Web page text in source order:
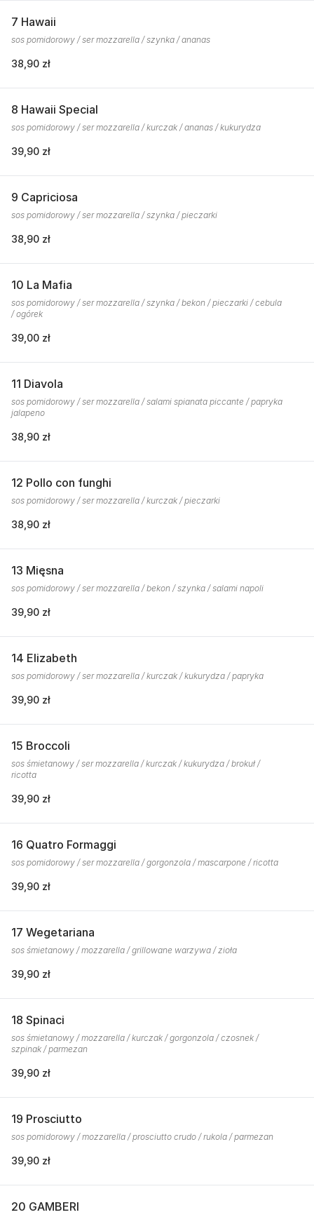
7 Hawaii
sos pomidorowy / ser mozzarella / szynka / ananas
38,90 zł
8 Hawaii Special
sos pomidorowy / ser mozzarella / kurczak / ananas / kukurydza
39,90 zł
9 Capriciosa
sos pomidorowy / ser mozzarella / szynka / pieczarki
38,90 zł
10 La Mafia
sos pomidorowy / ser mozzarella / szynka / bekon / pieczarki / cebula
/ ogórek
39,00 zł
11 Diavola
sos pomidorowy / ser mozzarella / salami spianata piccante / papryka
jalapeno
38,90 zł
12 Pollo con funghi
sos pomidorowy / ser mozzarella / kurczak / pieczarki
38,90 zł
13 Mięsna
sos pomidorowy / ser mozzarella / bekon / szynka / salami napoli
39,90 zł
14 Elizabeth
sos pomidorowy / ser mozzarella / kurczak / kukurydza / papryka
39,90 zł
15 Broccoli
sos śmietanowy / ser mozzarella / kurczak / kukurydza / brokuł /
ricotta
39,90 zł
16 Quatro Formaggi
sos pomidorowy / ser mozzarella / gorgonzola / mascarpone / ricotta
39,90 zł
17 Wegetariana
sos śmietanowy / mozzarella / grillowane warzywa / zioła
39,90 zł
18 Spinaci
sos śmietanowy / mozzarella / kurczak / gorgonzola / czosnek /
szpinak / parmezan
39,90 zł
19 Prosciutto
sos pomidorowy / mozzarella / prosciutto crudo / rukola / parmezan
39,90 zł
20 GAMBERI